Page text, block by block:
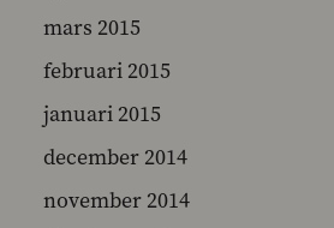
mars 2015
februari 2015
januari 2015
december 2014
november 2014